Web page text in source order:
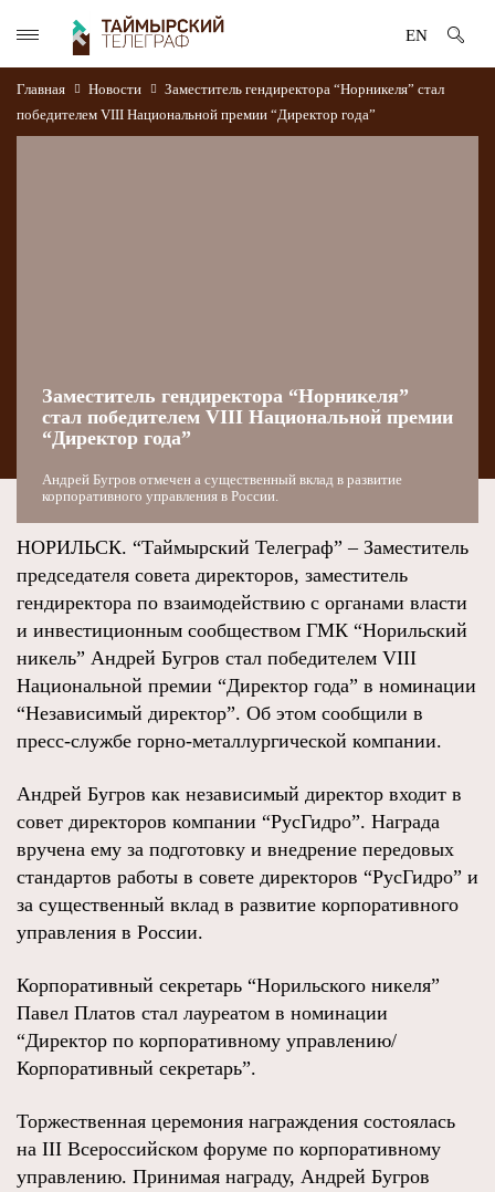
EN
Главная Новости
Заместитель гендиректора “Норникеля” стал
победителем VIII Национальной премии “Директор года”
Заместитель гендиректора “Норникеля”
стал победителем VIII Национальной премии
“Директор года”
Андрей Бугров отмечен а существенный вклад в развитие
корпоративного управления в России.
НОРИЛЬСК. “Таймырский Телеграф” – Заместитель
председателя совета директоров, заместитель
гендиректора по взаимодействию с органами власти
и инвестиционным сообществом ГМК “Норильский
никель” Андрей Бугров стал победителем VIII
Национальной премии “Директор года” в номинации
“Независимый директор”. Об этом сообщили в
пресс-службе горно-металлургической компании.
Андрей Бугров как независимый директор входит в
совет директоров компании “РусГидро”. Награда
вручена ему за подготовку и внедрение передовых
стандартов работы в совете директоров “РусГидро” и
за существенный вклад в развитие корпоративного
управления в России.
Корпоративный секретарь “Норильского никеля”
Павел Платов стал лауреатом в номинации
“Директор по корпоративному управлению/
Корпоративный секретарь”.
Торжественная церемония награждения состоялась
на III Всероссийском форуме по корпоративному
управлению. Принимая награду, Андрей Бугров